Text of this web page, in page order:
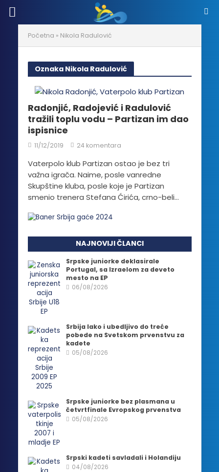
Početna » Nikola Radulović
Oznaka Nikola Radulović
Radonjić, Radojević i Radulović
tražili toplu vodu – Partizan im dao
ispisnice
11/12/2019 24 komentara
Vaterpolo klub Partizan ostao je bez tri
važna igrača. Naime, posle vanredne
Skupštine kluba, posle koje je Partizan
smenio trenera Stefana Ćirića, crno-beli...
NAJNOVIJI ČLANCI
Srpske juniorke deklasirale
Portugal, sa Izraelom za deveto
mesto na EP
06/08/2026
Srbija lako i ubedljivo do treće
pobede na Svetskom prvenstvu za
kadete
05/08/2026
Srpske juniorke bez plasmana u
četvrtfinale Evropskog prvenstva
05/08/2026
Srpski kadeti savladali i Holandiju
04/08/2026